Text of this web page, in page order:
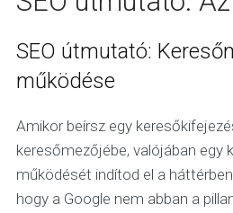
SEO útmutató:
működése
Amikor beírsz egy
keresőmezőjébe, valójában egy
működését indítod el a
hogy a Google nem abban a